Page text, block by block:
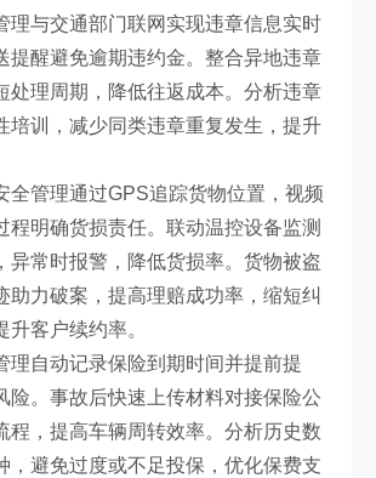
理与交通部门联网实现违章信息实时
提醒避免逾期违约金。整合异地违章
处理周期，降低往返成本。分析违章
培训，减少同类违章重复发生，提升
全管理通过GPS追踪货物位置，视频
程明确货损责任。联动温控设备监测
异常时报警，降低货损率。货物被盗
助力破案，提高理赔成功率，缩短纠
客户续约率。
理自动记录保险到期时间并提前提
险。事故后快速上传材料对接保险公
程，提高车辆周转效率。分析历史数
，避免过度或不足投保，优化保费支